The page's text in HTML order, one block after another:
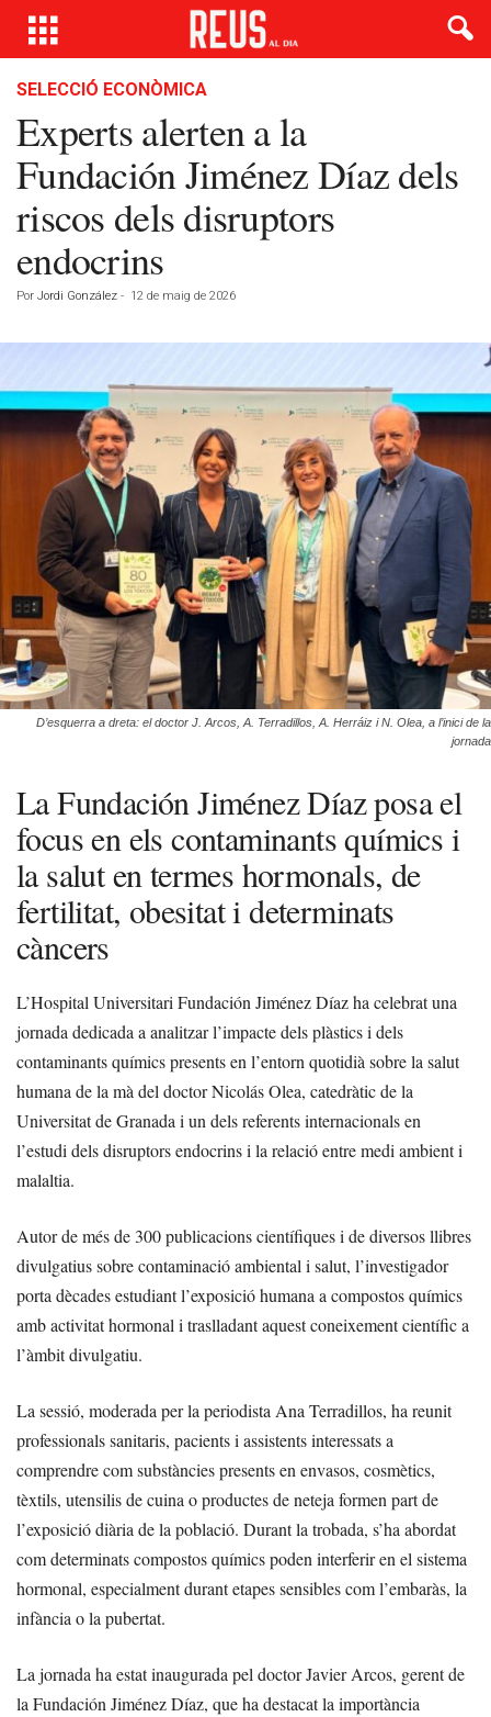
SELECCIÓ ECONÒMICA
Experts alerten a la
Fundación Jiménez Díaz dels
riscos dels disruptors
endocrins
Por Jordi González - 12 de maig de 2026
D’esquerra a dreta: el doctor J. Arcos, A. Terradillos, A. Herráiz i N. Olea, a l’inici de la
jornada
La Fundación Jiménez Díaz posa el
focus en els contaminants químics i
la salut en termes hormonals, de
fertilitat, obesitat i determinats
càncers
L’Hospital Universitari Fundación Jiménez Díaz ha celebrat una
jornada dedicada a analitzar l’impacte dels plàstics i dels
contaminants químics presents en l’entorn quotidià sobre la salut
humana de la mà del doctor Nicolás Olea, catedràtic de la
Universitat de Granada i un dels referents internacionals en
l’estudi dels disruptors endocrins i la relació entre medi ambient i
malaltia.
Autor de més de 300 publicacions científiques i de diversos llibres
divulgatius sobre contaminació ambiental i salut, l’investigador
porta dècades estudiant l’exposició humana a compostos químics
amb activitat hormonal i traslladant aquest coneixement científic a
l’àmbit divulgatiu.
La sessió, moderada per la periodista Ana Terradillos, ha reunit
professionals sanitaris, pacients i assistents interessats a
comprendre com substàncies presents en envasos, cosmètics,
tèxtils, utensilis de cuina o productes de neteja formen part de
l’exposició diària de la població. Durant la trobada, s’ha abordat
com determinats compostos químics poden interferir en el sistema
hormonal, especialment durant etapes sensibles com l’embaràs, la
infància o la pubertat.
La jornada ha estat inaugurada pel doctor Javier Arcos, gerent de
la Fundación Jiménez Díaz, que ha destacat la importància